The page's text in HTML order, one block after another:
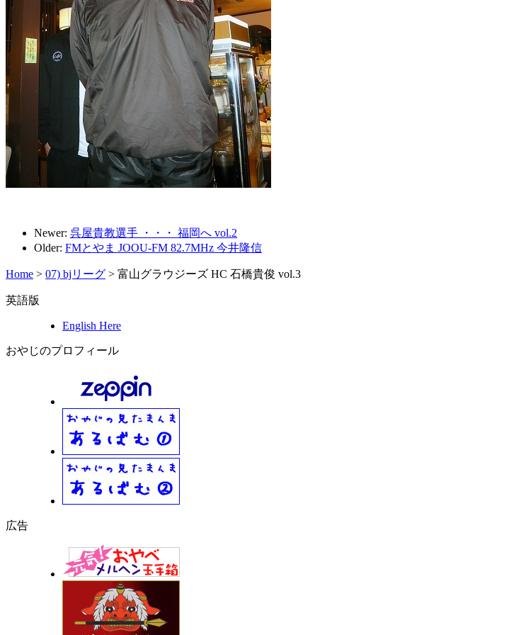
Newer: 呉屋貴教選手 ・・・ 福岡へ vol.2
Older: FMとやま JOOU-FM 82.7MHz 今井隆信
Home > 07) bjリーグ > 富山グラウジーズ HC 石橋貴俊 vol.3
英語版
English Here
おやじのプロフィール
広告